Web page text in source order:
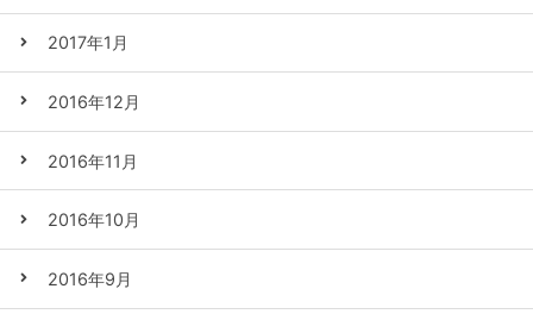
2017年1月
2016年12月
2016年11月
2016年10月
2016年9月